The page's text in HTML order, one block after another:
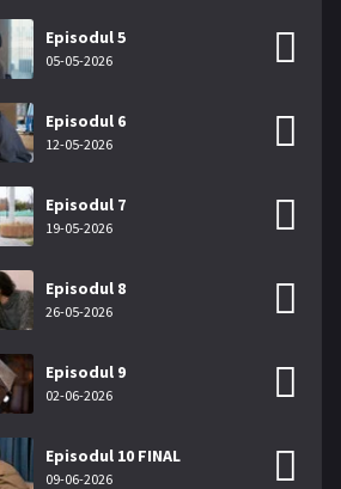
Episodul 5
05-05-2026
Episodul 6
12-05-2026
Episodul 7
19-05-2026
Episodul 8
26-05-2026
Episodul 9
02-06-2026
Episodul 10 FINAL
09-06-2026